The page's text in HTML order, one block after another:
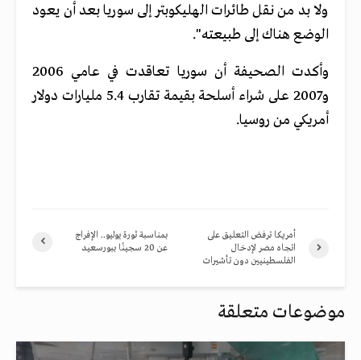
ولا بد من نقل طائرات الهليكوبتر إلى سوريا بعد أن يعود
الوضع هناك إلى طبيعته".
وأكدت الصحيفة أن سوريا تعاقدت في عامي 2006
و2007 على شراء أسلحة بقيمة تقارب 5.4 مليارات دولار
أمريكي من روسيا.
بمناسبة ثورة يوليو.. الإفراج
عن 20 سجينًا ببورسعيد
أمريكا ترفض التعليق على
اتجاه مصر لإدخال
الفلسطينيين دون تأشيرات
موضوعات متعلقة